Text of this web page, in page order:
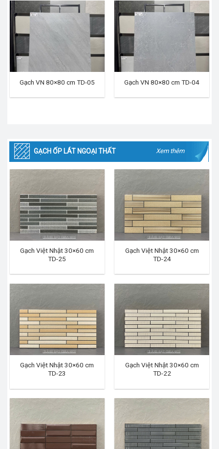
Gạch VN 80×80 cm TD-05 Gạch VN 80×80 cm TD-04
GẠCH ỐP LÁT NGOẠI THẤT Xem thêm
Gạch Việt Nhật 30×60 cm
TD-25
Gạch Việt Nhật 30×60 cm
TD-24
Gạch Việt Nhật 30×60 cm
TD-23
Gạch Việt Nhật 30×60 cm
TD-22